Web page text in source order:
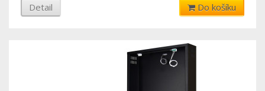
Detail Do košíku